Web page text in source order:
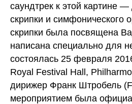
саундтрек к этой картине
скрипки и симфонического
скрипки была посвящена
написана специально для
состоялась 25 февраля
Royal Festival Hall,
дирижер Франк Штробель
мероприятием была